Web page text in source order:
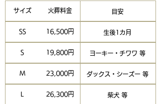
サイズ 火葬料金 目安
SS 16,500円 生後1カ月
S 19,800円 ヨーキー・チワワ 等
M 23,000円 ダックス・シーズー 等
L 26,300円 柴犬 等